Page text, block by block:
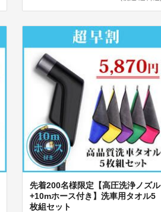
先着200名様限定【高圧洗浄ノズル
+10mホース付き】洗車用タオル5
枚組セット